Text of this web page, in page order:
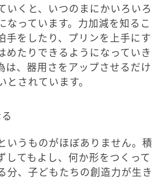
いくと、いつのまにかいろいろ
なっています。力加減を知るこ
手をしたり、プリンを上手にす
めたりできるようになっていき
は、器用さをアップさせるだけ
されています。
いうものがほぼありません。積
してもよし、何か形をつくって
分、子どもたちの創造力が生き